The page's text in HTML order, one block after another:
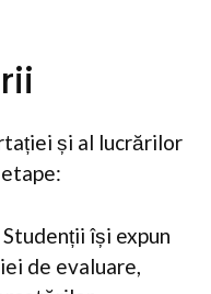
și al lucrărilor
Studenții își expun
de evaluare,